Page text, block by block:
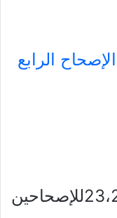
الإصحاح الرابع
راجع تفسير 2 مل 23،22للإصحاحين